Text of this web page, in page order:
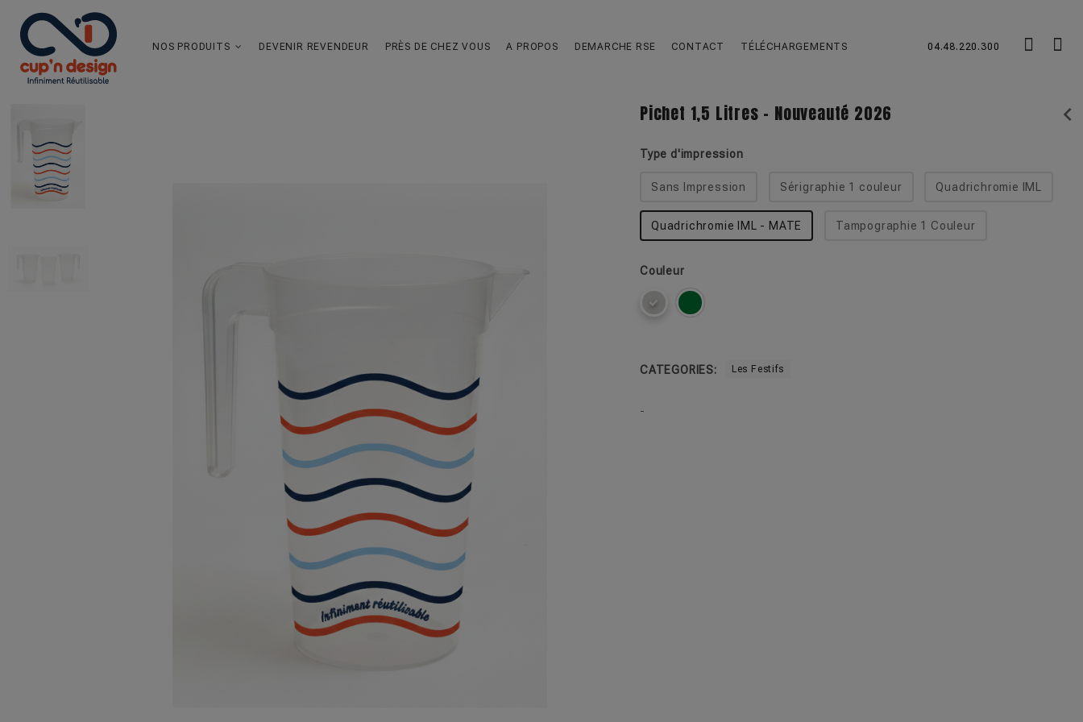
NOS PRODUITS DEVENIR REVENDEUR PRÈS DE CHEZ VOUS A PROPOS DEMARCHE RSE CONTACT TÉLÉCHARGEMENTS 04.48.220.300
Pichet 1,5 Litres - Nouveauté 2026 chevron_left
Type d'impression
Sans Impression Sérigraphie 1 couleur Quadrichromie IML
Quadrichromie IML - MATE Tampographie 1 Couleur
Couleur
CATEGORIES: Les Festifs
-